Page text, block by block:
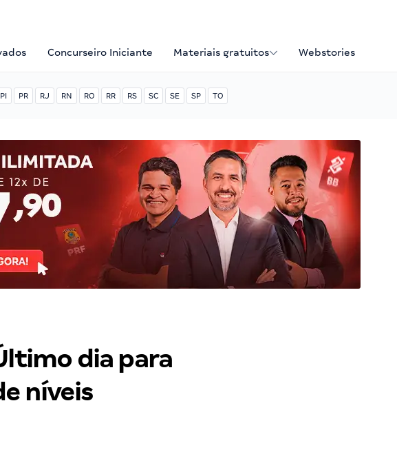
Concurseiro Iniciante Materiais gratuitos Webstories
PI PR RJ RN RO RR RS SC SE SP TO
dia para
níveis